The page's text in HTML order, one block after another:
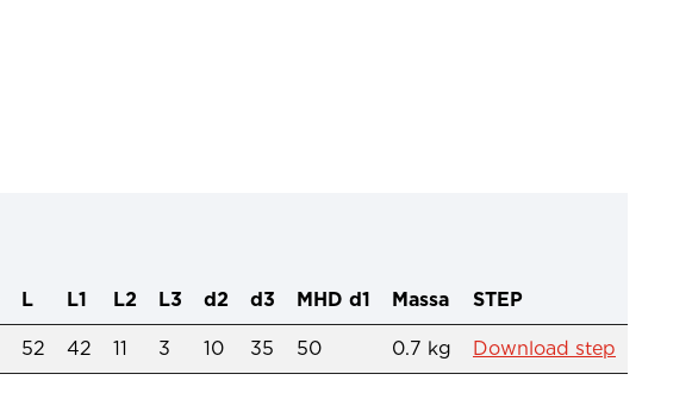
L L1 L2 L3 d2 d3 MHD d1 Massa STEP
52 42 11 3 10 35 50 0.7 kg Download step